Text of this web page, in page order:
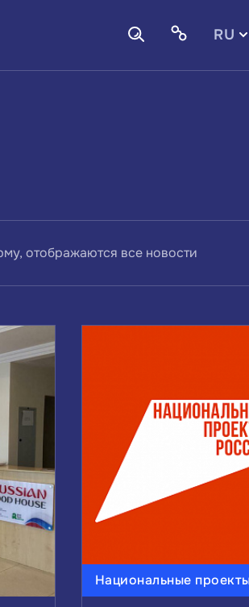
RU
отображаются все новости
Внешнеэкономическая
частное партнерство
Национальные